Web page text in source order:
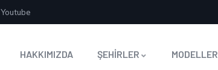
Youtube
HAKKIMIZDA ŞEHİRLER MODELLER